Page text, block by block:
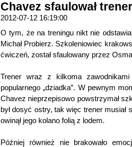
Chavez sfaulował
2012-07-12 16:19:00
O tym, że na treningu nikt nie
Michał Probierz. Szkoleniowiec
ćwiczeń, został sfaulowany przez
Trener wraz z kilkoma
popularnego „dziadka”. W pewnym
Chavez nieprzepisowo powstrzymał
był dosyć ostry, tak więc trener
owinął jego kolano folią z lodem.
Później również nie brakowało